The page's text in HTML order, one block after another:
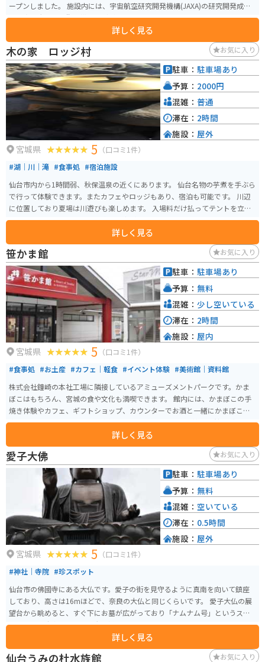
ープンしました。 施設内には、宇宙航空研究開発機構(JAXA)の研究開発成果
や、実物大の人工衛星模型などが展示されている「スペースタワー・コスモ
ハウス」や、 宇宙食などの宇宙グッズや、地元の新鮮な農産物を販売してい
る「SHOP&FOOD かくだ」などがあります。 また、レストランでは、地元産
の食材を使用した料理や、宇宙食をイメージしたメニューを楽しむことがで
きます。 バイクで訪れる場合、道の駅 かくだ には、広々とした駐車場が完備
されているので安心です。 角田市は、伊達政宗の側室、飯坂の局の出身地と
して知られており、飯坂の局にまつわる史跡も点在しています。 道の駅 かく
だ は、宇宙と歴史を感じることができるスポットです。
詳しく見る
木の家 ロッジ村 お気に入り
宮城県 5 （口コミ1件）
#湖｜川｜滝 #食事処 #宿泊施設
仙台市内から1時間弱、秋保温泉の近くにあります。 仙台名物の芋煮を手ぶら
で行って体験できます。またカフェやロッジもあり、宿泊も可能です。 川辺
に位置しており夏場は川遊びも楽しめます。 入場料だけ払ってテントを立て
ることも可能で、いろいろな楽しみ方ができます。
詳しく見る
駐車： 駐車場あり
予算： 2000円
混雑： 普通
滞在： 2時間
施設： 屋外
笹かま館 お気に入り
宮城県 5 （口コミ1件）
#食事処 #お土産 #カフェ｜軽食 #イベント体験 #美術館｜資料館
株式会社鐘崎の本社工場に隣接しているアミューズメントパークです。かま
ぼこはもちろん、宮城の食や文化も満喫できます。 館内には、かまぼこの手
焼き体験やカフェ、ギフトショップ、カウンターでお酒と一緒にかまぼこを
楽しめるお店もあります。予約制で工場見学も可能です。笹かま館の隣には七
夕ミュージアムがあり、年中七夕飾りを楽しむこともできます。
詳しく見る
駐車： 駐車場あり
予算： 無料
混雑： 少し空いている
滞在： 2時間
施設： 屋内
愛子大佛 お気に入り
宮城県 5 （口コミ1件）
#神社｜寺院 #珍スポット
仙台市の佛國寺にある大仏です。愛子の街を見守るように真南を向いて鎮座
しており、高さは16mほどで、奈良の大仏と同じくらいです。 愛子大仏の展
望台から眺めると、すぐ下にお墓が広がっており「ナムナム号」というスロ
ープカーで駐車場、霊園、大仏様を行き来できます。
詳しく見る
駐車： 駐車場あり
予算： 無料
混雑： 空いている
滞在： 0.5時間
施設： 屋外
仙台うみの杜水族館 お気に入り